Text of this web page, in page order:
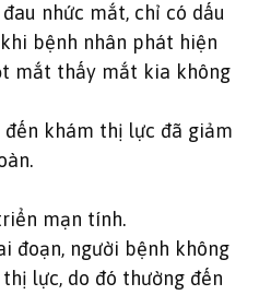
nhức mắt, chỉ có dấu
bệnh nhân phát hiện
mắt thấy mắt kia không
khám thị lực đã giảm
mạn tính.
đoạn, người bệnh không
lực, do đó thường đến